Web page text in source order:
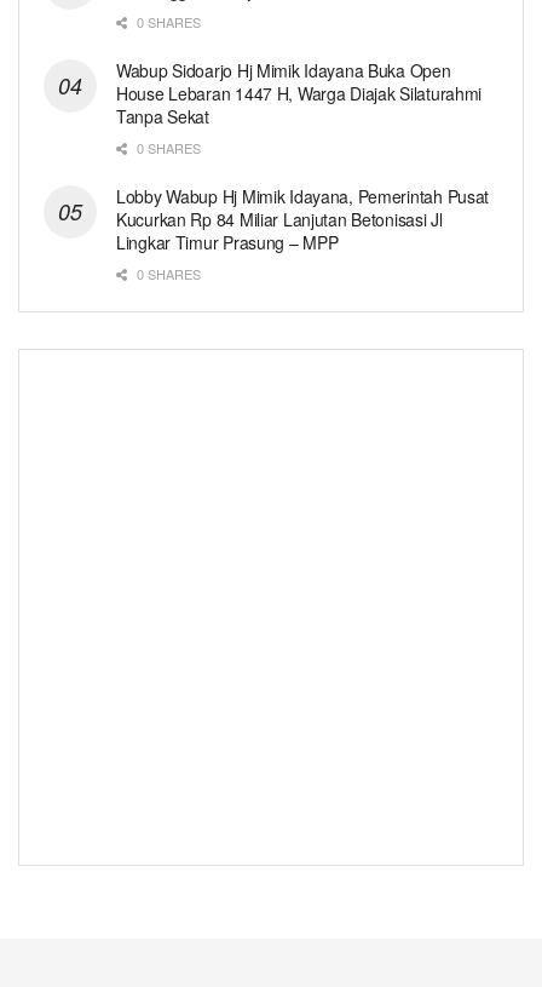
0 SHARES
Wabup Sidoarjo Hj Mimik Idayana Buka Open
House Lebaran 1447 H, Warga Diajak Silaturahmi
Tanpa Sekat
0 SHARES
Lobby Wabup Hj Mimik Idayana, Pemerintah Pusat
Kucurkan Rp 84 Miliar Lanjutan Betonisasi Jl
Lingkar Timur Prasung – MPP
0 SHARES